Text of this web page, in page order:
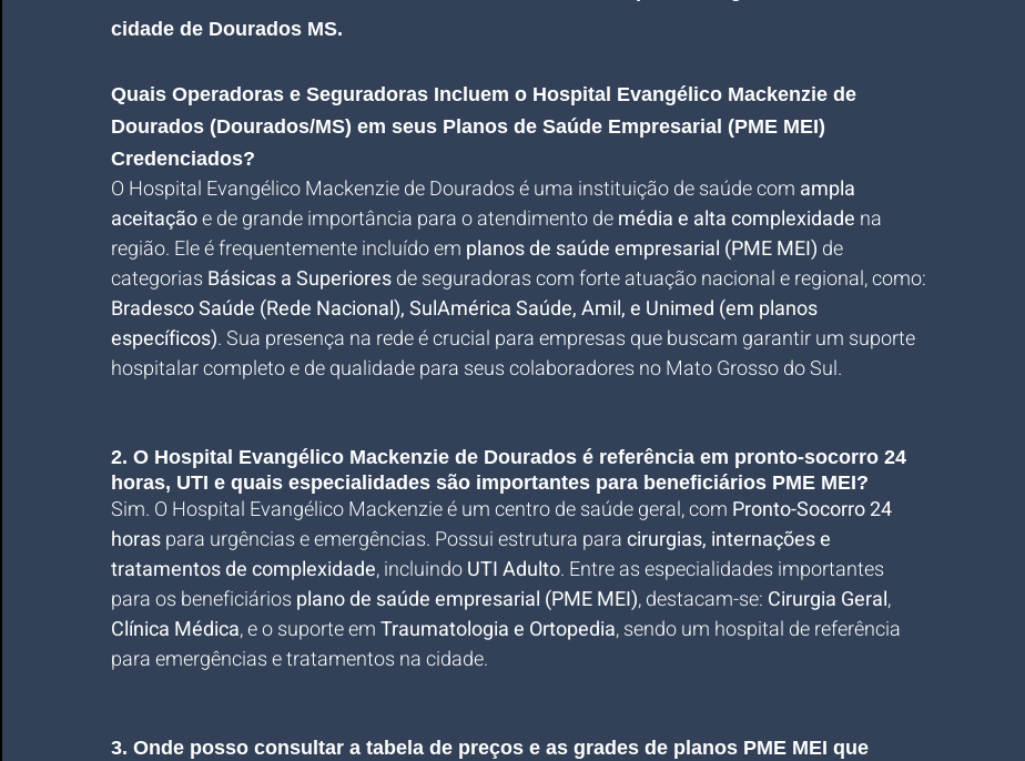
cidade de Dourados MS.
Quais Operadoras e Seguradoras Incluem o Hospital Evangélico Mackenzie de
Dourados (Dourados/MS) em seus Planos de Saúde Empresarial (PME MEI)
Credenciados?
O Hospital Evangélico Mackenzie de Dourados é uma instituição de saúde com ampla
aceitação e de grande importância para o atendimento de média e alta complexidade na
região. Ele é frequentemente incluído em planos de saúde empresarial (PME MEI) de
categorias Básicas a Superiores de seguradoras com forte atuação nacional e regional, como:
Bradesco Saúde (Rede Nacional), SulAmérica Saúde, Amil, e Unimed (em planos
específicos). Sua presença na rede é crucial para empresas que buscam garantir um suporte
hospitalar completo e de qualidade para seus colaboradores no Mato Grosso do Sul.
2. O Hospital Evangélico Mackenzie de Dourados é referência em pronto-socorro 24
horas, UTI e quais especialidades são importantes para beneficiários PME MEI?
Sim. O Hospital Evangélico Mackenzie é um centro de saúde geral, com Pronto-Socorro 24
horas para urgências e emergências. Possui estrutura para cirurgias, internações e
tratamentos de complexidade, incluindo UTI Adulto. Entre as especialidades importantes
para os beneficiários plano de saúde empresarial (PME MEI), destacam-se: Cirurgia Geral,
Clínica Médica, e o suporte em Traumatologia e Ortopedia, sendo um hospital de referência
para emergências e tratamentos na cidade.
3. Onde posso consultar a tabela de preços e as grades de planos PME MEI que